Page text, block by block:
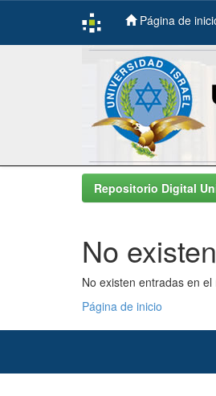
Skip
Página de
Repositorio Digital
No
No existen entradas en
Página de inicio